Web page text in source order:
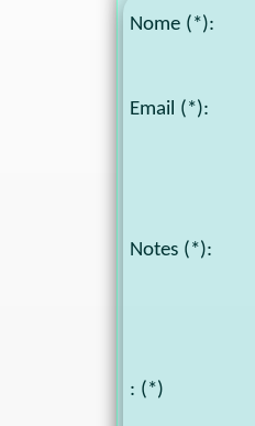
Nome (*):
Email (*):
Notes (*):
: (*)